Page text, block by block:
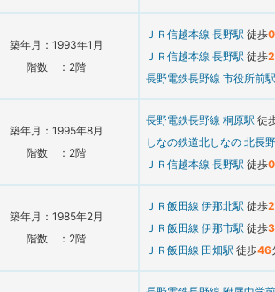
築年月：1993年1月
階数 ：2階
ＪＲ信越本線 長野駅 徒歩0
ＪＲ信越本線 長野駅 徒歩
長野電鉄長野線 市役所前駅
築年月：1995年8月
階数 ：2階
長野電鉄長野線 桐原駅 徒
しなの鉄道北しなの 北長
ＪＲ信越本線 長野駅 徒歩0
築年月：1985年2月
階数 ：2階
ＪＲ飯田線 伊那北駅 徒歩
ＪＲ飯田線 伊那市駅 徒歩
ＪＲ飯田線 田畑駅 徒歩46